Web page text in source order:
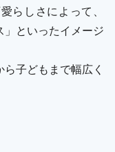
らしさによって、
」といったイメージ
子どもまで幅広く